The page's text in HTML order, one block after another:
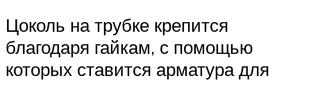
Цоколь на трубке крепится
благодаря гайкам, с помощью
которых ставится арматура для